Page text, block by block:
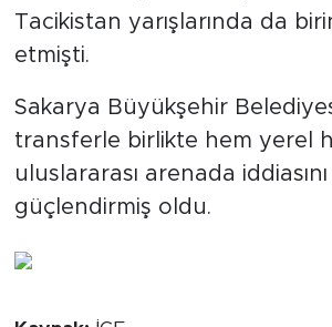
Tacikistan yarışlarında da
etmişti.
Sakarya Büyükşehir
transferle birlikte hem yerel
uluslararası arenada
güçlendirmiş oldu.